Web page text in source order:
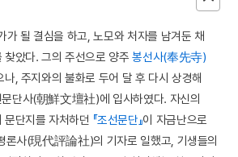
가 될 결심을 하고, 노모와 처자를 남겨둔 채
찾았다. 그의 주선으로 양주봉선사(奉先寺)
, 주지와의 불화로 두어 달 후 다시 상경해
문단사(朝鮮文壇社)에 입사하였다. 자신의
단지를 자처하던 『조선문단』이 자금난으로
론사(現代評論社)의 기자로 일했고, 기생들의